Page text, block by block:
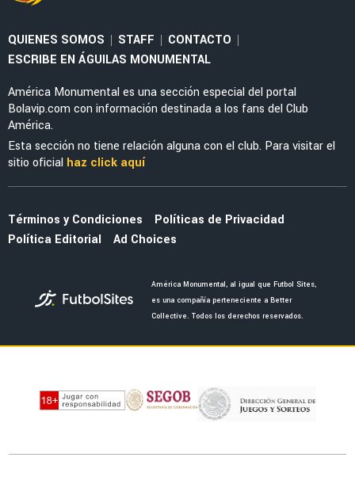
MERCADO
Cruzeiro volverá a la carga por Brian
Rodríguez y preparan una nueva oferta